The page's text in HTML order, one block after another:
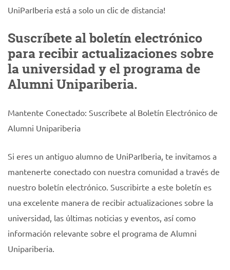
UniParIberia está a solo un clic de distancia!
Suscríbete al boletín electrónico
para recibir actualizaciones sobre
la universidad y el programa de
Alumni Unipariberia.
Mantente Conectado: Suscríbete al Boletín Electrónico de
Alumni Unipariberia
Si eres un antiguo alumno de UniParIberia, te invitamos a
mantenerte conectado con nuestra comunidad a través de
nuestro boletín electrónico. Suscribirte a este boletín es
una excelente manera de recibir actualizaciones sobre la
universidad, las últimas noticias y eventos, así como
información relevante sobre el programa de Alumni
Unipariberia.